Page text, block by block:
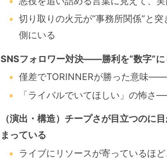
切り取りの火元が“事務所関係”と
側にいる
SNSフォロワー対決――勝利を“数字”に
僅差でTORINNERが勝った意味
「ライバルでいてほしい」の怖さ
（演出・構造）チープさが目立つの
まっている
ライブにリソースが寄っているほ